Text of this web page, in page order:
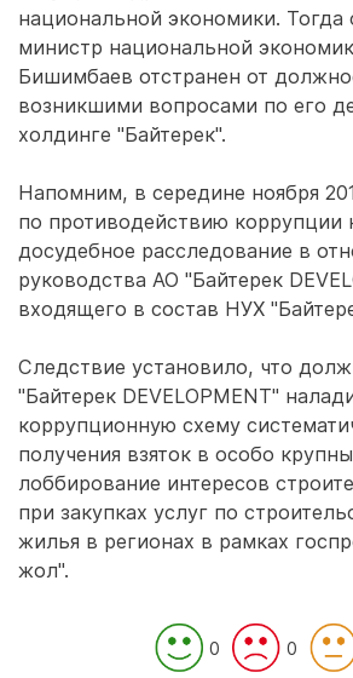
национальной экономики. Тогда
министр национальной
Бишимбаев отстранен от
возникшими вопросами по его
холдинге "Байтерек".
Напомним, в середине ноября
по противодействию коррупции
досудебное расследование в
руководства АО "Байтерек
входящего в состав НУХ
Следствие установило, что
"Байтерек DEVELOPMENT"
коррупционную схему
получения взяток в особо
лоббирование интересов
при закупках услуг по
жилья в регионах в рамках
жол".
0 0